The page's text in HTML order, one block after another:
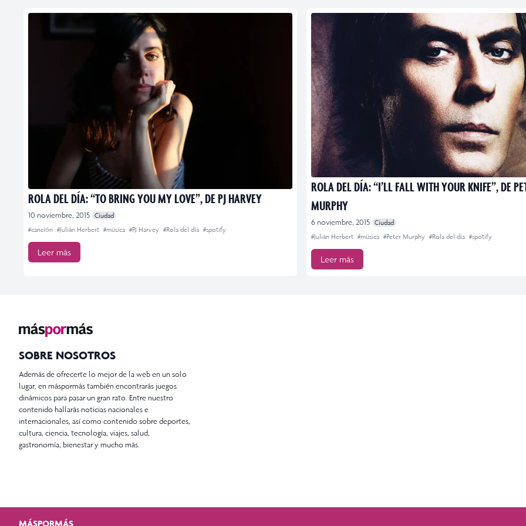
ROLA DEL DÍA: “TO BRING YOU MY LOVE”, DE PJ HARVEY
10 noviembre, 2015 Ciudad
#canción #Julián Herbert #música #PJ Harvey #Rola del día #spotify
Leer más
ROLA DEL DÍA: “I’LL FALL WITH YOUR KNIFE”, DE
MURPHY
6 noviembre, 2015 Ciudad
#Julián Herbert #música #Peter Murphy #Rola del día #spotify
Leer más
SOBRE NOSOTROS
Además de ofrecerte lo mejor de la web en un solo
lugar, en máspormás también encontrarás juegos
dinámicos para pasar un gran rato. Entre nuestro
contenido hallarás noticias nacionales e
internacionales, así como contenido sobre deportes,
cultura, ciencia, tecnología, viajes, salud,
gastronomía, bienestar y mucho más.
MÁSPORMÁS